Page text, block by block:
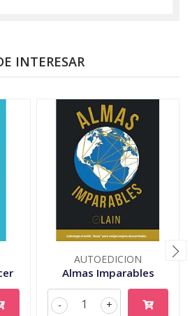
INTERESAR
AUTOEDICION
Almas Imparables
+
-